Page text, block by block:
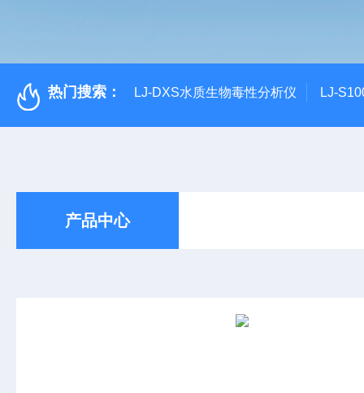
热门搜索： LJ-DXS水质生物毒性分析仪 LJ-
产品中心